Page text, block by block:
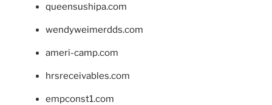
queensushipa.com
wendyweimerdds.com
ameri-camp.com
hrsreceivables.com
empconst1.com